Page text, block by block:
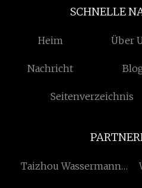
SCHNELLE
Heim Über
Nachricht
Seitenverzeichnis
Taizhou Wassermann